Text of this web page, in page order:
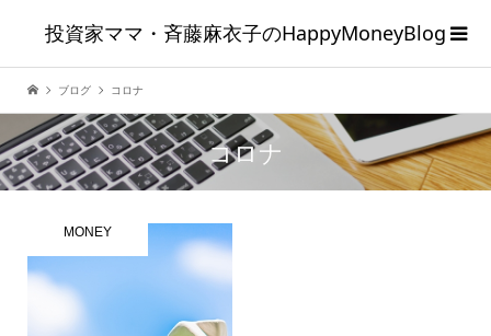
投資家ママ・斉藤麻衣子のHappyMoneyBlog
ブログ コロナ
コロナ
MONEY